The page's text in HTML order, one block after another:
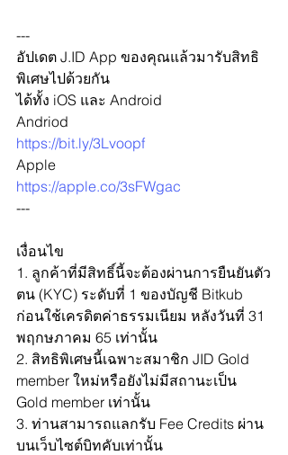
---
อัปเดต J.ID App ของคุณแล้วมารับสิทธิ
พิเศษไปด้วยกัน
ได้ทั้ง iOS และ Android
Andriod
https://bit.ly/3Lvoopf
Apple
https://apple.co/3sFWgac
---
เงื่อนไข
1. ลูกค้าที่มีสิทธิ์นี้จะต้องผ่านการยืนยันตัว
ตน (KYC) ระดับที่ 1 ของบัญชี Bitkub
ก่อนใช้เครดิตค่าธรรมเนียม หลังวันที่ 31
พฤกษภาคม 65 เท่านั้น
2. สิทธิพิเศษนี้เฉพาะสมาชิก JID Gold
member ใหม่หรือยังไม่มีสถานะเป็น
Gold member เท่านั้น
3. ท่านสามารถแลกรับ Fee Credits ผ่าน
บนเว็บไซต์บิทคับเท่านั้น